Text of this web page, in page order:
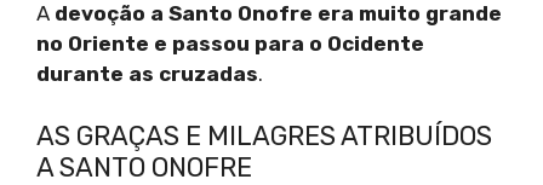
A devoção a Santo Onofre era muito grande
no Oriente e passou para o Ocidente
durante as cruzadas.
AS GRAÇAS E MILAGRES ATRIBUÍDOS
A SANTO ONOFRE